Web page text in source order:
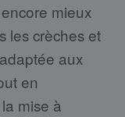
mieux
les crèches et
aux
en
mise à